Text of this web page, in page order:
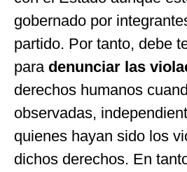
gobernado por
partido. Por tanto, debe
para denunciar las
derechos humanos
observadas,
quienes hayan sido los
dichos derechos. En